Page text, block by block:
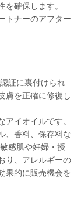
確保します。
トナーのアフター
証に裏付けられ
膚を正確に修復し
イオイルです。
、香料、保存料な
感肌や妊婦・授
り、アレルギーの
果的に販売機会を